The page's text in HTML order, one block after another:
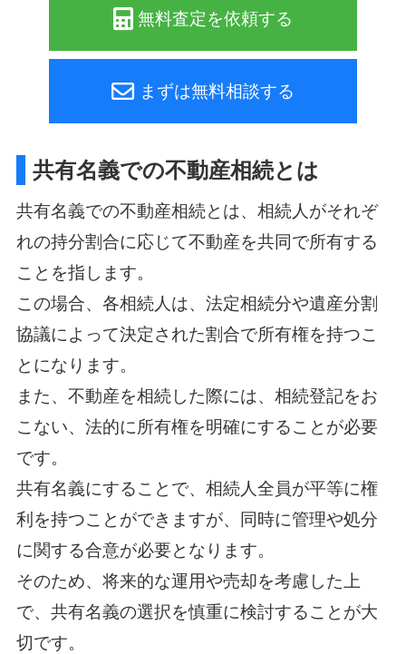
無料査定を依頼する
まずは無料相談する
共有名義での不動産相続とは
共有名義での不動産相続とは、相続人がそれぞ
れの持分割合に応じて不動産を共同で所有する
ことを指します。
この場合、各相続人は、法定相続分や遺産分割
協議によって決定された割合で所有権を持つこ
とになります。
また、不動産を相続した際には、相続登記をお
こない、法的に所有権を明確にすることが必要
です。
共有名義にすることで、相続人全員が平等に権
利を持つことができますが、同時に管理や処分
に関する合意が必要となります。
そのため、将来的な運用や売却を考慮した上
で、共有名義の選択を慎重に検討することが大
切です。